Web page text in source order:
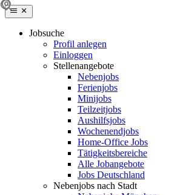
Jobsuche
Profil anlegen
Einloggen
Stellenangebote
Nebenjobs
Ferienjobs
Minijobs
Teilzeitjobs
Aushilfsjobs
Wochenendjobs
Home-Office Jobs
Tätigkeitsbereiche
Alle Jobangebote
Jobs Deutschland
Nebenjobs nach Stadt